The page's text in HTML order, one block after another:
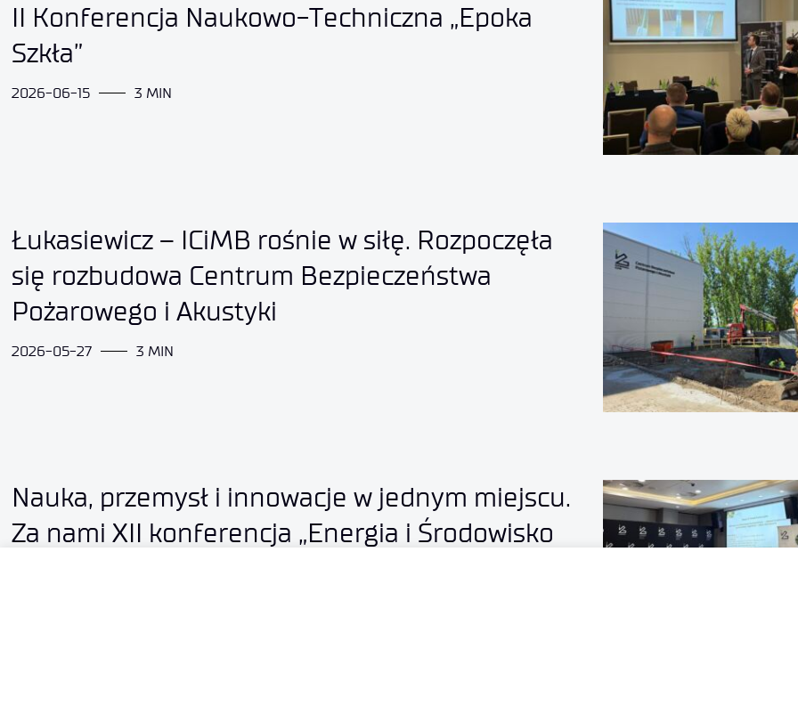
2026-06-15 3 MIN
II Konferencja Naukowo-Techniczna „Epoka
Szkła”
2026-05-27 3 MIN
Łukasiewicz – ICiMB rośnie w siłę. Rozpoczęła
się rozbudowa Centrum Bezpieczeństwa
Pożarowego i Akustyki
Nauka, przemysł i innowacje w jednym miejscu.
Za nami XII konferencja „Energia i Środowisko